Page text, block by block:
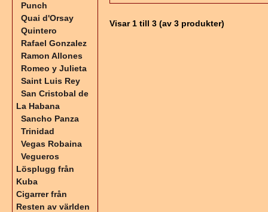
Visar1 till3 (av3 produkter)
Punch
Quai d'Orsay
Quintero
Rafael Gonzalez
Ramon Allones
Romeo y Julieta
Saint Luis Rey
San Cristobal de
La Habana
Sancho Panza
Trinidad
Vegas Robaina
Vegueros
Lösplugg från
Kuba
Cigarrer från
Resten av världen